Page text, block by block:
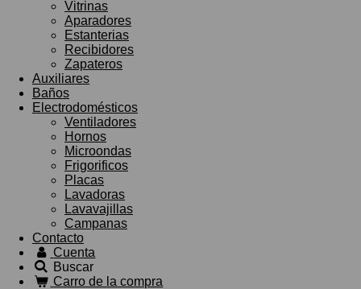
Vitrinas
Aparadores
Estanterias
Recibidores
Zapateros
Auxiliares
Baños
Electrodomésticos
Ventiladores
Hornos
Microondas
Frigorificos
Placas
Lavadoras
Lavavajillas
Campanas
Contacto
Cuenta
Buscar
Carro de la compra